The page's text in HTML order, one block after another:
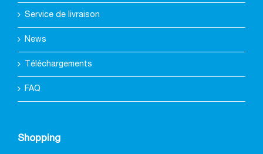
Service de livraison
News
Téléchargements
FAQ
Shopping